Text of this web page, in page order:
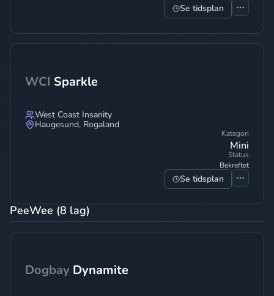
Se tidsplan
WCI Sparkle
West Coast Insanity
Haugesund, Rogaland
Kategori
Mini
Status
Bekreftet
Se tidsplan
PeeWee (8 lag)
Dogbay Dynamite